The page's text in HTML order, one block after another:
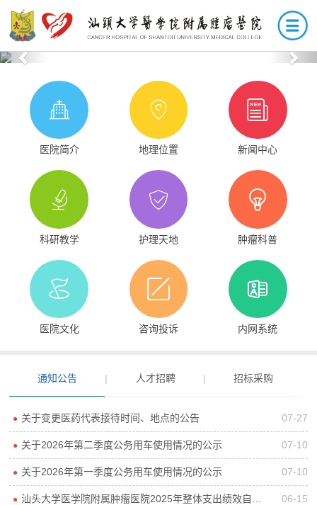
Previous
医院简介 地理位置 新闻中心
科研教学 护理天地 肿瘤科普
医院文化 咨询投诉 内网系统
通知公告 | 人才招聘 | 招标采购
● 关于变更医药代表接待时间、地点的公告 07-27
● 关于2026年第二季度公务用车使用情况的公示 07-10
● 关于2026年第一季度公务用车使用情况的公示 07-10
● 汕头大学医学院附属肿瘤医院2025年整体支出绩效自评报告 06-15